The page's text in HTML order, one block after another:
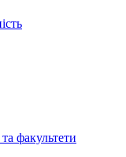
факультети